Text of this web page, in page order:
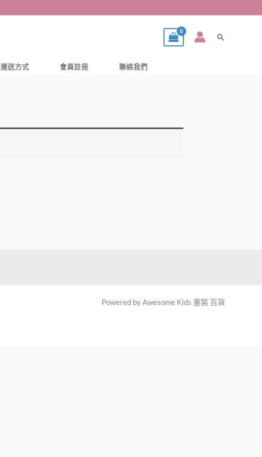
搜
運送方式 會員註冊 聯絡我們
Powered by Awesome Kids 童裝 百貨